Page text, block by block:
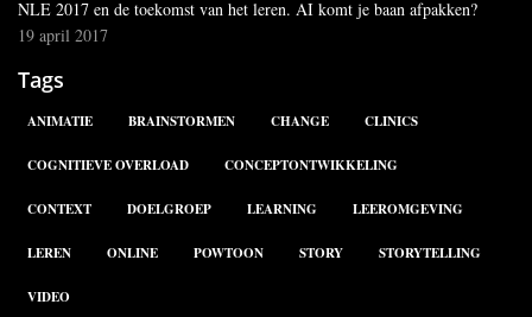
NLE 2017 en de toekomst van het leren. AI komt je baan afpakken?
19 april 2017
Tags
ANIMATIE BRAINSTORMEN CHANGE CLINICS
COGNITIEVE OVERLOAD CONCEPTONTWIKKELING
CONTEXT DOELGROEP LEARNING LEEROMGEVING
LEREN ONLINE POWTOON STORY STORYTELLING
VIDEO